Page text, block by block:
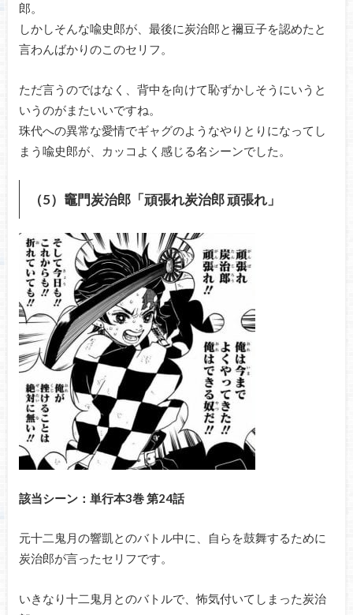
郎。
しかしそんな喩史郎が、最後に炭治郎と禰豆子を認めたと
言わんばかりのこのセリフ。
ただ言うのではなく、背中を向けて恥ずかしそうにいうと
いうのがまたいいですね。
珠代への異常な愛情でギャグのようなやりとりになってし
まう喩史郎が、カッコよく感じる名シーンでした。
（5）竈門炭治郎「頑張れ炭治郎 頑張れ」
該当シーン：単行本3巻 第24話
元十二鬼月の響凱とのバトル中に、自らを鼓舞するために
炭治郎が言ったセリフです。
いきなり十二鬼月とのバトルで、怖気付いてしまった炭治